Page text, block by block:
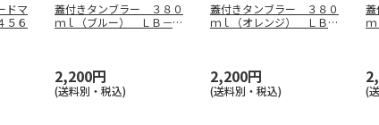
ドマ
５６
蓋付きタンブラー ３８０
ｍｌ（ブルー） ＬＢ－１
2,200円
(送料別・税込)
蓋付きタンブラー ３８０
ｍｌ（オレンジ） ＬＢ－
2,200円
(送料別・税込) (